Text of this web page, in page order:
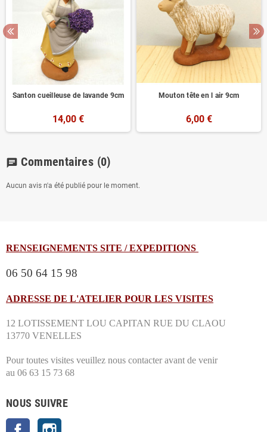
Santon cueilleuse de lavande 9cm
14,00 €
Mouton tête en l air 9cm
6,00 €
chat Commentaires (0)
Aucun avis n'a été publié pour le moment.
RENSEIGNEMENTS SITE / EXPEDITIONS
06 50 64 15 98
ADRESSE DE L'ATELIER POUR LES VISITES
12 LOTISSEMENT LOU CAPITAN RUE DU CLAOU
13770 VENELLES
Pour toutes visites veuillez nous contacter avant de venir
au 06 63 15 73 68
NOUS SUIVRE
Facebook